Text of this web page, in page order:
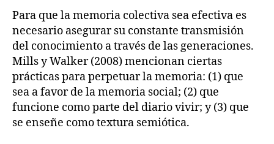
Para que la memoria colectiva sea efectiva es
necesario asegurar su constante transmisión
del conocimiento a través de las generaciones.
Mills y Walker (2008) mencionan ciertas
prácticas para perpetuar la memoria: (1) que
sea a favor de la memoria social; (2) que
funcione como parte del diario vivir; y (3) que
se enseñe como textura semiótica.